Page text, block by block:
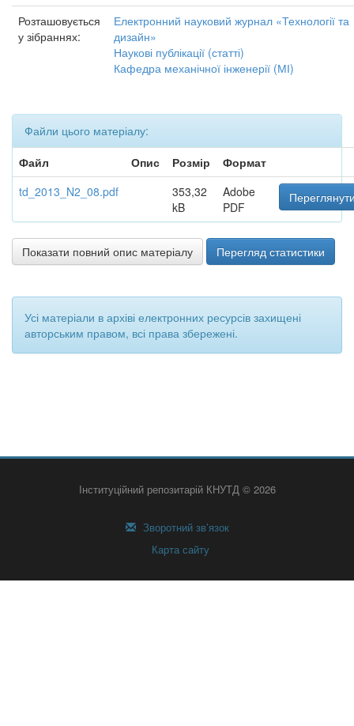
Розташовується
у зібраннях:
Електронний науковий журнал «Технології та
дизайн»
Наукові публікації (статті)
Кафедра механічної інженерії (МІ)
Файли цього матеріалу:
Файл
Опис Розмір
Формат
td_2013_N2_08.pdf
353,32
kB
Adobe
PDF
Показати повний опис матеріалу Перегляд статистики
Усі матеріали в архіві електронних ресурсів захищені
авторським правом, всі права збережені.
Інституційний репозитарій КНУТД © 2026
Зворотний зв’язок
Карта сайту